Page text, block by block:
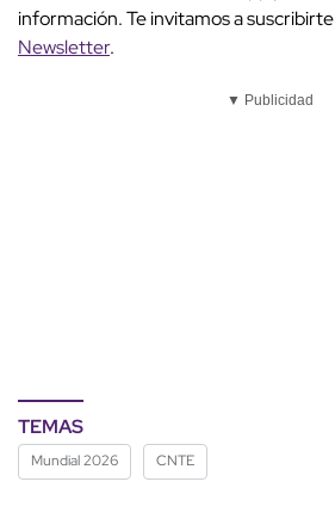
información. Te invitamos a suscribirte
Newsletter.
▼ Publicidad
TEMAS
Mundial 2026 CNTE